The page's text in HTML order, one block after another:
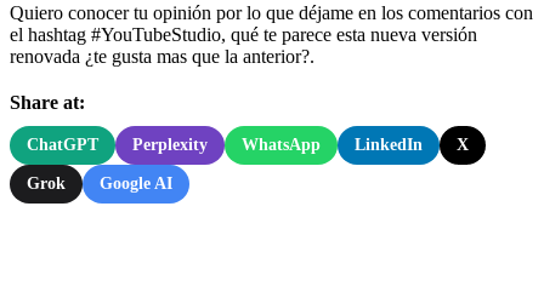
Quiero conocer tu opinión por lo que déjame en los comentarios con
el hashtag #YouTubeStudio, qué te parece esta nueva versión
renovada ¿te gusta mas que la anterior?.
Share at:
ChatGPT Perplexity WhatsApp LinkedIn X
Grok Google AI